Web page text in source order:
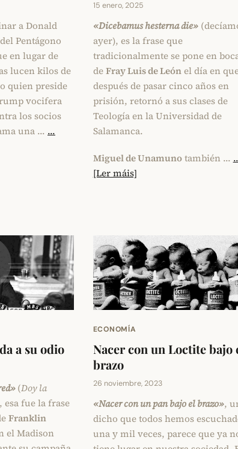
a Donald
Pentágono
en lugar de
lucen kilos de
quien preside
vocifera
los socios
una … ...
15 enero, 2025
«Dicebamus hesterna die»
ayer), es la frase que
tradicionalmente se pone en
deFray Luis de Leónel día en
después de pasar cinco años en
prisión, retornó a sus clases de
Teología en la Universidad de
Salamanca.
Miguel de Unamunotambién …
[Ler máis]
a su odio
(Doy la
esa fue la frase
Franklin
el Madison
ECONOMÍA
Nacer con un Loctite bajo
brazo
26 noviembre, 2023
«Nacer con un pan bajo el brazo»,
dicho que todos hemos
una y mil veces, parece que ya